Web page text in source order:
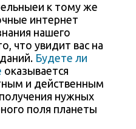
к тому же
интернет
нашего
что увидит вас на
Будете ли
оказывается
и действенным
нужных
поля планеты